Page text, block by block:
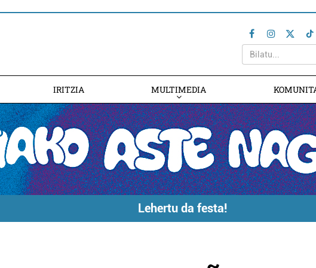
IRITZIA MULTIMEDIA
Lehertu da festa!